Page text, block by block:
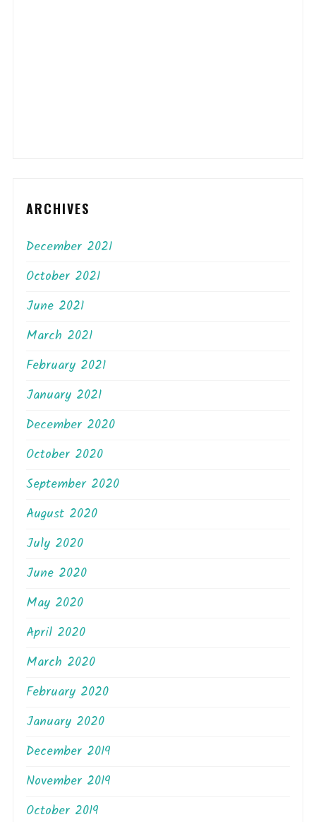
ARCHIVES
December 2021
October 2021
June 2021
March 2021
February 2021
January 2021
December 2020
October 2020
September 2020
August 2020
July 2020
June 2020
May 2020
April 2020
March 2020
February 2020
January 2020
December 2019
November 2019
October 2019